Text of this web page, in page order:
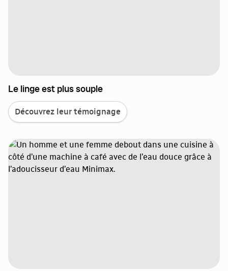
Le linge est plus souple
Découvrez leur témoignage